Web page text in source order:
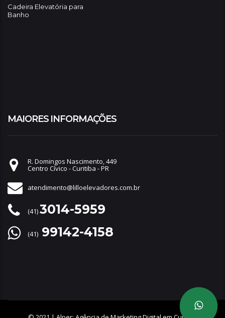
Cadeira Elevatória para
Banho
MAIORES INFORMAÇÕES
R. Domingos Nascimento, 449
Centro Cívico - Curitiba - PR
atendimento@lilloelevadores.com.br
(41)3014-5959
(41) 99142-4158